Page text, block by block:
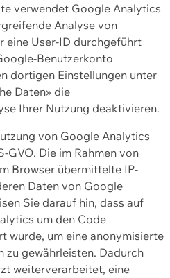
verwendet Google Analytics
Analyse von
eine User-ID durchgeführt
Benutzerkonto
dortigen Einstellungen unter
Daten» die
Ihrer Nutzung deaktivieren.
von Google Analytics
GVO. Die im Rahmen von
Browser übermittelte IP-
Daten von Google
Sie darauf hin, dass auf
um den Code
wurde, um eine anonymisierte
zu gewährleisten. Dadurch
weiterverarbeitet, eine